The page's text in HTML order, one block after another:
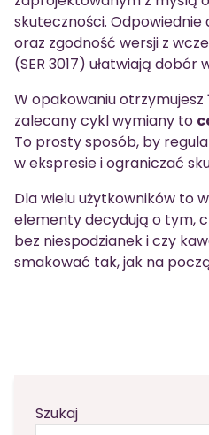
skuteczności.
oraz zgodność wersji z
(SER 3017) ułatwiają dobór
W opakowaniu otrzymujesz
zalecany cykl wymiany to
To prosty sposób, by
w ekspresie i ograniczać
Dla wielu użytkowników to
elementy decydują o tym,
bez niespodzianek i czy
smakować tak, jak na
Szukaj